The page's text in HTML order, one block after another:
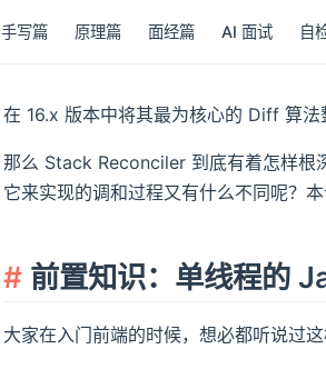
手写篇 原理篇 面经篇 AI 面试 自
在 16.x 版本中将其最为核心的 Diff 算法
那么 Stack Reconciler 到底有着怎样根
它来实现的调和过程又有什么不同呢？
前置知识：单线程的
大家在入门前端的时候，想必都听说过